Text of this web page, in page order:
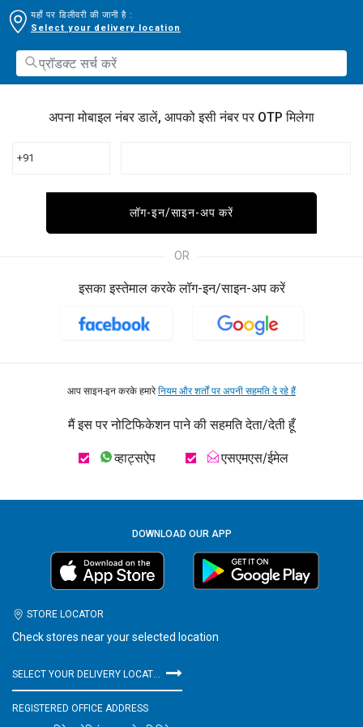
यहाँ पर डिलीवरी की जानी है :
Select your delivery location
अपना मोबाइल नंबर डालें, आपको इसी नंबर पर OTP मिलेगा
+91
लॉग-इन/साइन-अप करें
OR
इसका इस्तेमाल करके लॉग-इन/साइन-अप करें
आप साइन-इन करके हमारेनियम और शर्तों पर अपनी सहमति दे रहे हैं
मैं इस पर नोटिफिकेशन पाने की सहमति देता/देती हूँ
व्हाट्सऐप एसएमएस/ईमेल
DOWNLOAD OUR APP
STORE LOCATOR
Check stores near your selected location
SELECT YOUR DELIVERY LOCATION
REGISTERED OFFICE ADDRESS